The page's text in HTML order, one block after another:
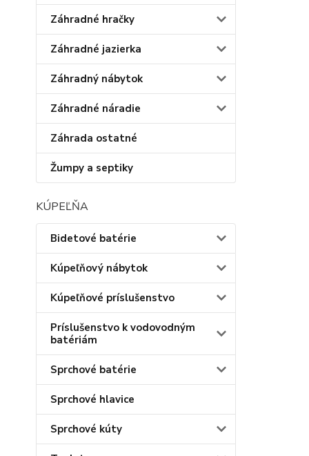
Záhradné hračky
Záhradné jazierka
Záhradný nábytok
Záhradné náradie
Záhrada ostatné
Žumpy a septiky
KÚPEĽŇA
Bidetové batérie
Kúpeľňový nábytok
Kúpeľňové príslušenstvo
Príslušenstvo k vodovodným
batériám
Sprchové batérie
Sprchové hlavice
Sprchové kúty